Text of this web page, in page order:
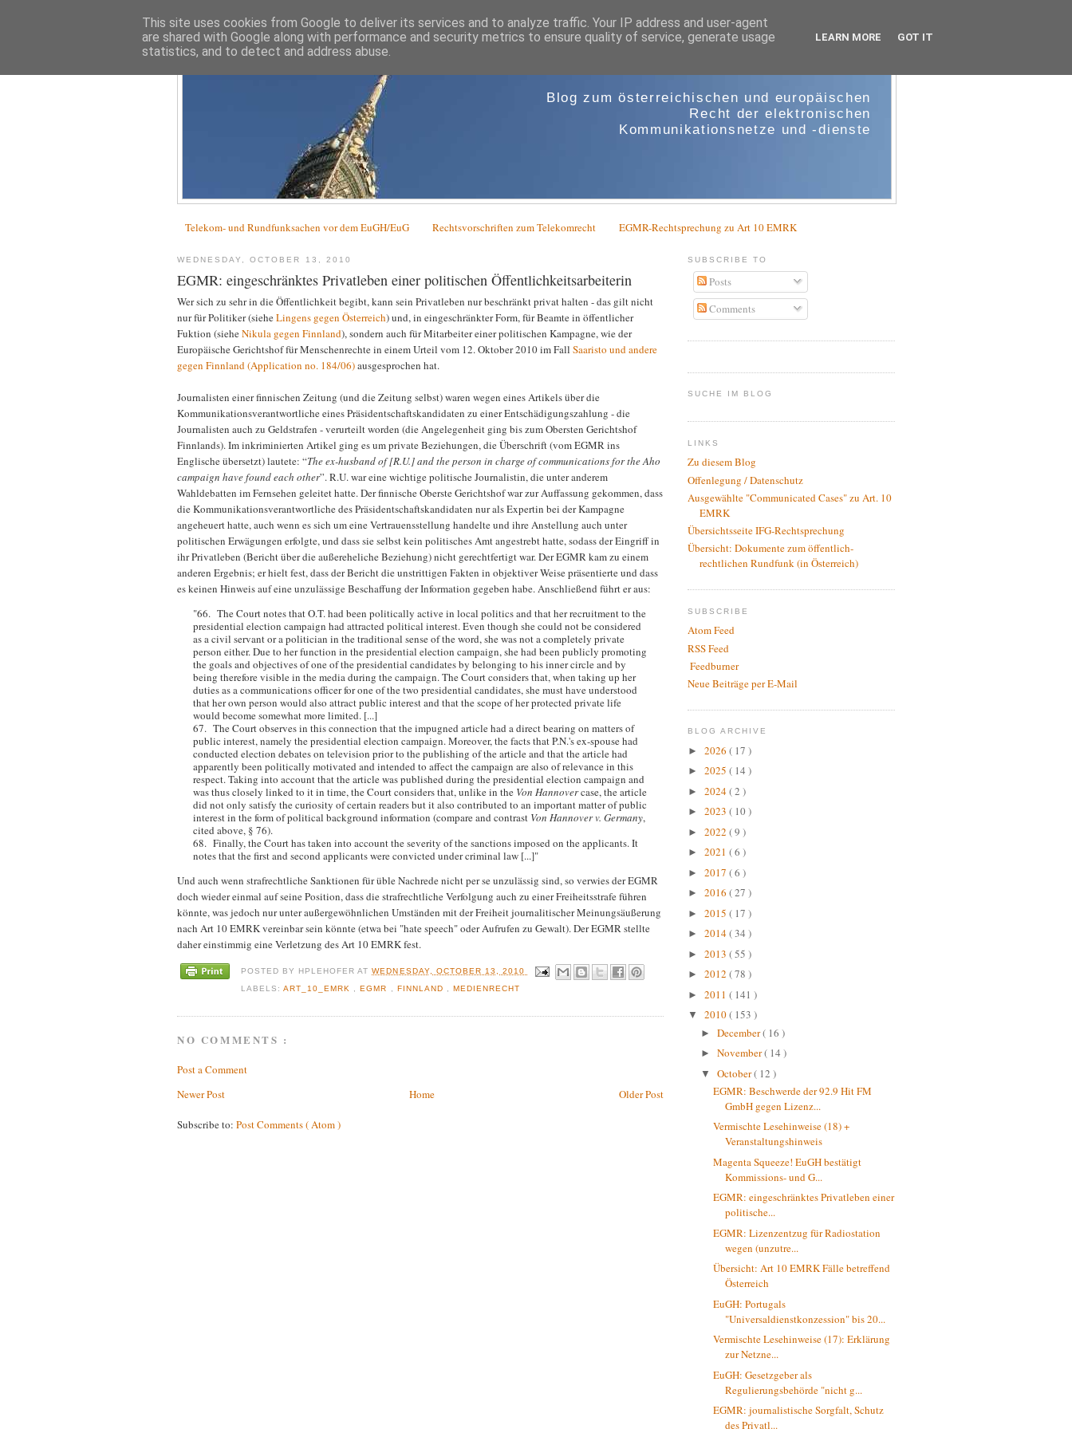
Blog zum österreichischen und europäischen
Recht der elektronischen
Kommunikationsnetze und -dienste
Telekom- und Rundfunksachen vor dem EuGH/EuG Rechtsvorschriften zum Telekomrecht EGMR-Rechtsprechung zu Art 10 EMRK
WEDNESDAY, OCTOBER 13, 2010
EGMR: eingeschränktes Privatleben einer politischen Öffentlichkeitsarbeiterin
Wer sich zu sehr in die Öffentlichkeit begibt, kann sein Privatleben nur beschränkt privat halten - das gilt nicht
nur für Politiker (sieheLingens gegen Österreich) und, in eingeschränkter Form, für Beamte in öffentlicher
Fuktion (sieheNikula gegen Finnland), sondern auch für Mitarbeiter einer politischen Kampagne, wie der
Europäische Gerichtshof für Menschenrechte in einem Urteil vom 12. Oktober 2010 im Fall Saaristo und andere
gegen Finnland (Application no. 184/06)ausgesprochen hat.
Journalisten einer finnischen Zeitung (und die Zeitung selbst) waren wegen eines Artikels über die
Kommunikationsverantwortliche eines Präsidentschaftskandidaten zu einer Entschädigungszahlung - die
Journalisten auch zu Geldstrafen - verurteilt worden (die Angelegenheit ging bis zum Obersten Gerichtshof
Finnlands). Im inkriminierten Artikel ging es um private Beziehungen, die Überschrift (vom EGMR ins
Englische übersetzt) lautete: “The ex-husband of [R.U.] and the person in charge of communications for the Aho
campaign have found each other”. R.U. war eine wichtige politische Journalistin, die unter anderem
Wahldebatten im Fernsehen geleitet hatte. Der finnische Oberste Gerichtshof war zur Auffassung gekommen, dass
die Kommunikationsverantwortliche des Präsidentschaftskandidaten nur als Expertin bei der Kampagne
angeheuert hatte, auch wenn es sich um eine Vertrauensstellung handelte und ihre Anstellung auch unter
politischen Erwägungen erfolgte, und dass sie selbst kein politisches Amt angestrebt hatte, sodass der Eingriff in
ihr Privatleben (Bericht über die außereheliche Beziehung) nicht gerechtfertigt war. Der EGMR kam zu einem
anderen Ergebnis; er hielt fest, dass der Bericht die unstrittigen Fakten in objektiver Weise präsentierte und dass
es keinen Hinweis auf eine unzulässige Beschaffung der Information gegeben habe. Anschließend führt er aus:
"66. The Court notes that O.T. had been politically active in local politics and that her recruitment to the
presidential election campaign had attracted political interest. Even though she could not be considered
as a civil servant or a politician in the traditional sense of the word, she was not a completely private
person either. Due to her function in the presidential election campaign, she had been publicly promoting
the goals and objectives of one of the presidential candidates by belonging to his inner circle and by
being therefore visible in the media during the campaign. The Court considers that, when taking up her
duties as a communications officer for one of the two presidential candidates, she must have understood
that her own person would also attract public interest and that the scope of her protected private life
would become somewhat more limited. [...]
67. The Court observes in this connection that the impugned article had a direct bearing on matters of
public interest, namely the presidential election campaign. Moreover, the facts that P.N.'s ex-spouse had
conducted election debates on television prior to the publishing of the article and that the article had
apparently been politically motivated and intended to affect the campaign are also of relevance in this
respect. Taking into account that the article was published during the presidential election campaign and
was thus closely linked to it in time, the Court considers that, unlike in the Von Hannovercase, the article
did not only satisfy the curiosity of certain readers but it also contributed to an important matter of public
interest in the form of political background information (compare and contrast Von Hannover v. Germany,
cited above, § 76).
68. Finally, the Court has taken into account the severity of the sanctions imposed on the applicants. It
notes that the first and second applicants were convicted under criminal law [...]"
Und auch wenn strafrechtliche Sanktionen für üble Nachrede nicht per se unzulässig sind, so verwies der EGMR
doch wieder einmal auf seine Position, dass die strafrechtliche Verfolgung auch zu einer Freiheitsstrafe führen
könnte, was jedoch nur unter außergewöhnlichen Umständen mit der Freiheit journalitischer Meinungsäußerung
nach Art 10 EMRK vereinbar sein könnte (etwa bei "hate speech" oder Aufrufen zu Gewalt). Der EGMR stellte
daher einstimmig eine Verletzung des Art 10 EMRK fest.
POSTED BY HPLEHOFERATWEDNESDAY, OCTOBER 13, 2010
LABELS:ART_10_EMRK ,EGMR FINNLAND MEDIENRECHT
NO COMMENTS :
Post a Comment
Newer Post
Older Post
Home
Subscribe to: Post Comments ( Atom )
SUBSCRIBE TO
Posts
Comments
SUCHE IM BLOG
LINKS
Zu diesem Blog
Offenlegung / Datenschutz
Ausgewählte "Communicated Cases" zu Art. 10
EMRK
Übersichtsseite IFG-Rechtsprechung
Übersicht: Dokumente zum öffentlich-
rechtlichen Rundfunk (in Österreich)
SUBSCRIBE
Atom Feed
RSS Feed
Feedburner
Neue Beiträge per E-Mail
BLOG ARCHIVE
► 2026 ( 17 )
► 2025 ( 14 )
► 2024( 2 )
► 2023 ( 10 )
► 2022 ( 9 )
► 2021 ( 6 )
► 2017 ( 6 )
► 2016 ( 27 )
► 2015 ( 17 )
► 2014( 34 )
► 2013 ( 55 )
► 2012 ( 78 )
► 2011 ( 141 )
▼ 2010( 153 )
► December( 16 )
► November( 14 )
▼ October( 12 )
EGMR: Beschwerde der 92.9 Hit FM
GmbH gegen Lizenz...
Vermischte Lesehinweise (18) +
Veranstaltungshinweis
Magenta Squeeze! EuGH bestätigt
Kommissions- und G...
EGMR: eingeschränktes Privatleben einer
politische...
EGMR: Lizenzentzug für Radiostation
wegen (unzutre...
Übersicht: Art 10 EMRK Fälle betreffend
Österreich
EuGH: Portugals
"Universaldienstkonzession" bis 20...
Vermischte Lesehinweise (17): Erklärung
zur Netzne...
EuGH: Gesetzgeber als
Regulierungsbehörde "nicht g...
EGMR: journalistische Sorgfalt, Schutz
des Privatl...
This site uses cookies from Google to deliver its services and to analyze traffic. Your IP address and user-agent
are shared with Google along with performance and security metrics to ensure quality of service, generate usage
statistics, and to detect and address abuse.
LEARN MORE GOT IT